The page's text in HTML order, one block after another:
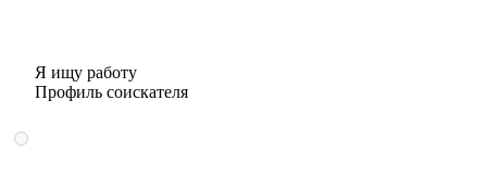
Я ищу работу
Профиль соискателя